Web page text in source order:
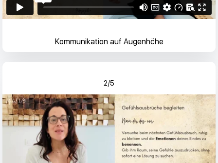
Kommunikation auf Augenhöhe
2/5